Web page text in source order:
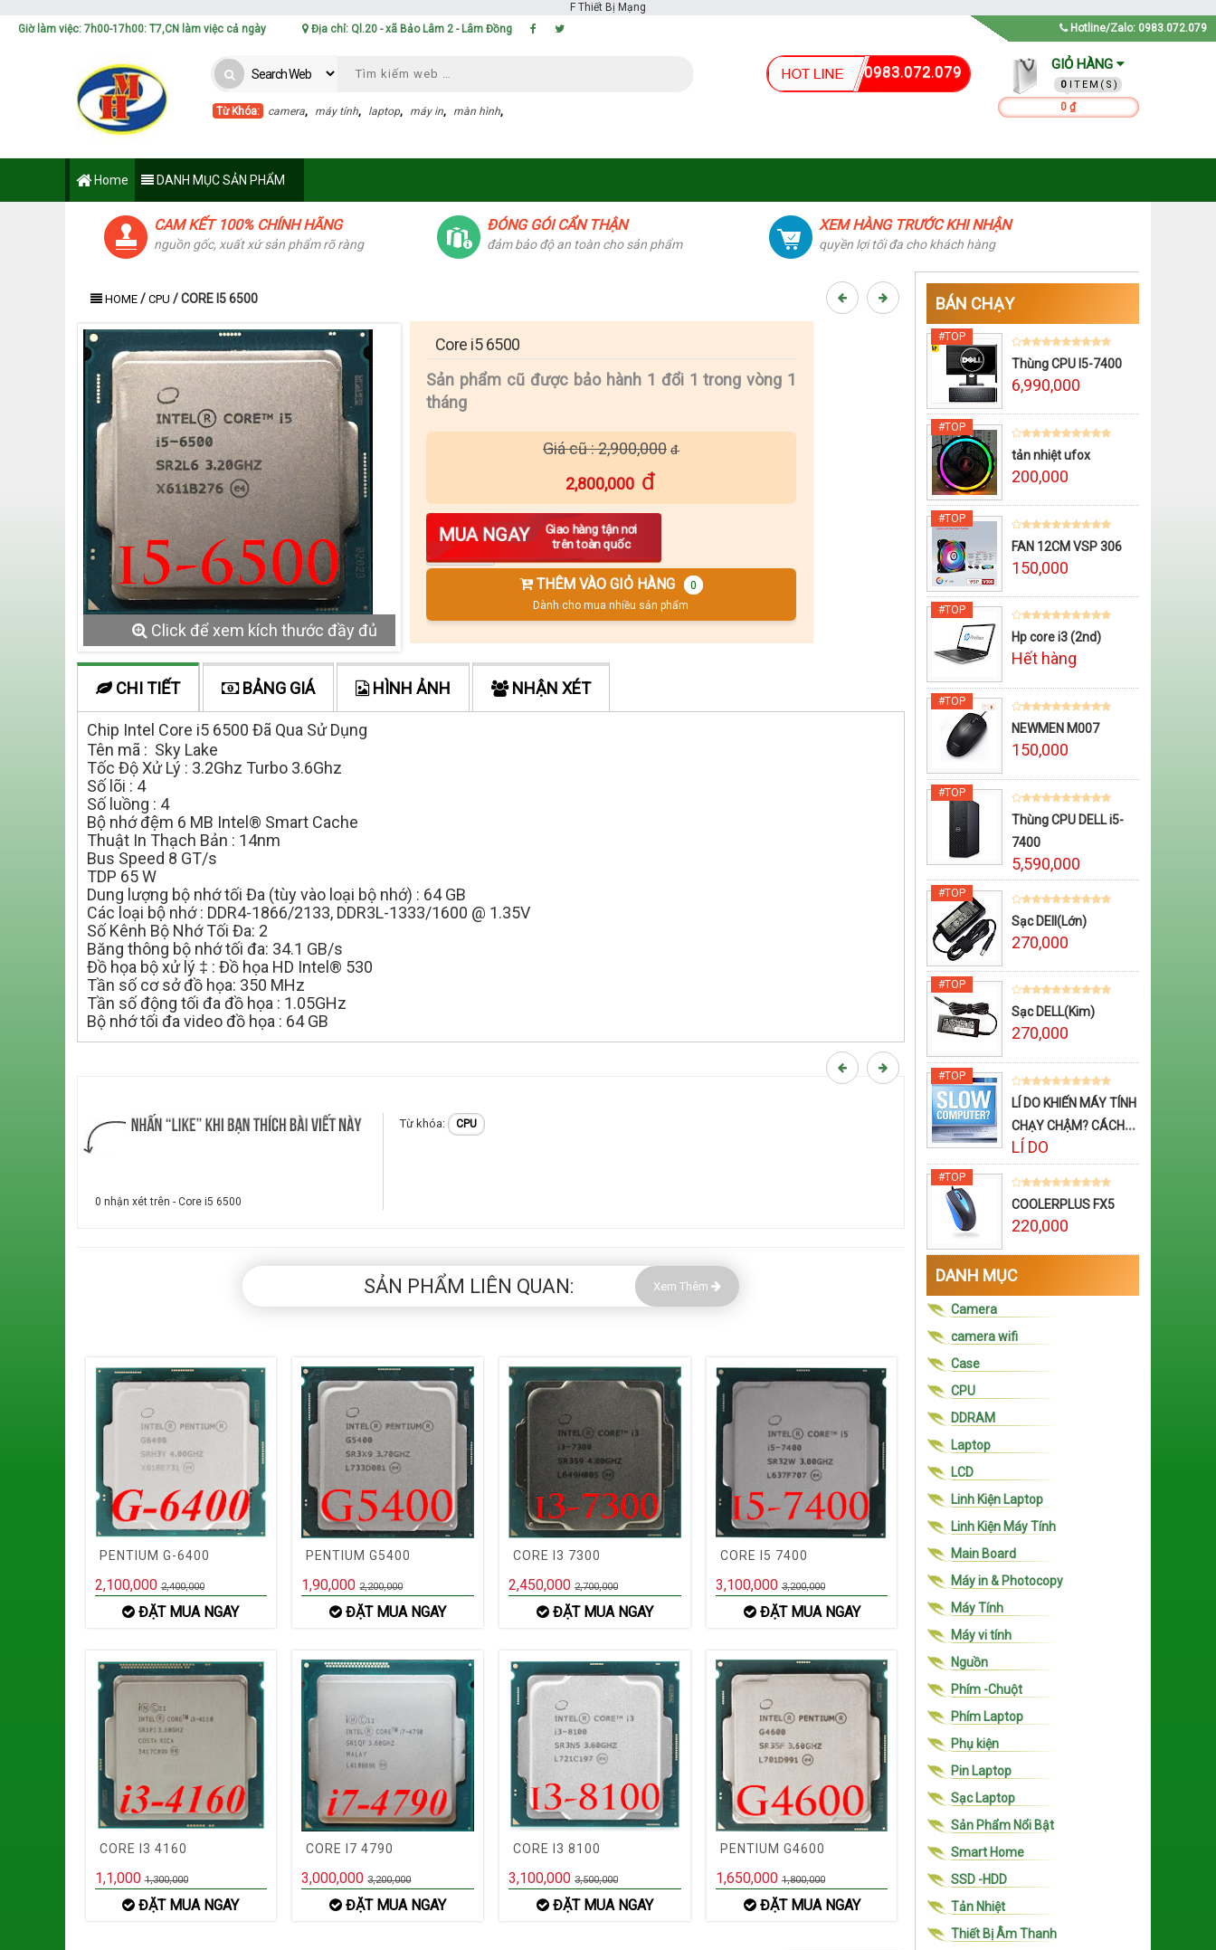
F Thiết Bị Mạng
Giờ làm việc: 7h00-17h00: T7,CN làm việc cả ngày
Địa chỉ: Ql.20 - xã Bảo Lâm 2 - Lâm Đồng Hotline/Zalo: 0983.072.079
Từ Khóa: camera, máy tính, laptop, máy in, màn hình,
GIỎ HÀNG
0
0 ₫
0983.072.079
Home DANH MỤC SẢN PHẨM
CAM KẾT 100% CHÍNH HÃNG
nguồn gốc, xuất xứ sản phẩm rõ ràng
ĐÓNG GÓI CẨN THẬN
đảm bảo độ an toàn cho sản phẩm
XEM HÀNG TRƯỚC KHI NHẬN
quyền lợi tối đa cho khách hàng
HOME /CPU /CORE I5 6500
Click để xem kích thước đầy đủ
Core i5 6500
Sản phẩm cũ được bảo hành 1 đổi 1 trong vòng 1
tháng
Giá cũ : 2,900,000
2,800,000
MUA NGAY
Giao hàng tận nơi
trên toàn quốc
Số lượng
THÊM VÀO GIỎ HÀNG
0
Dành cho mua nhiều sản phẩm
CHI TIẾT BẢNG GIÁ HÌNH ẢNH NHẬN XÉT
Chip Intel Core i5 6500 Đã Qua Sử Dụng
Tên mã : Sky Lake
Tốc Độ Xử Lý : 3.2Ghz Turbo 3.6Ghz
Số lõi : 4
Số luồng : 4
Bộ nhớ đệm 6 MB Intel® Smart Cache
Thuật In Thạch Bản : 14nm
Bus Speed 8 GT/s
TDP 65 W
Dung lượng bộ nhớ tối Đa (tùy vào loại bộ nhớ) : 64 GB
Các loại bộ nhớ : DDR4-1866/2133, DDR3L-1333/1600 @ 1.35V
Số Kênh Bộ Nhớ Tối Đa: 2
Băng thông bộ nhớ tối đa: 34.1 GB/s
Đồ họa bộ xử lý ‡ : Đồ họa HD Intel® 530
Tần số cơ sở đồ họa: 350 MHz
Tần số động tối đa đồ họa : 1.05GHz
Bộ nhớ tối đa video đồ họa : 64 GB
0 nhận xét trên - Core i5 6500
CPU
SẢN PHẨM LIÊN QUAN: Xem Thêm
PENTIUM G-6400
2,100,000 2,400,000
ĐẶT MUA NGAY
PENTIUM G5400
1,90,000 2,200,000
ĐẶT MUA NGAY
CORE I3 7300
2,450,000 2,700,000
ĐẶT MUA NGAY
CORE I5 7400
3,100,000 3,200,000
ĐẶT MUA NGAY
CORE I3 4160
1,1,000 1,300,000
ĐẶT MUA NGAY
CORE I7 4790
3,000,000 3,200,000
ĐẶT MUA NGAY
CORE I3 8100
3,100,000 3,500,000
ĐẶT MUA NGAY
PENTIUM G4600
1,650,000 1,800,000
ĐẶT MUA NGAY
BÁN CHẠY
Thùng CPU I5-7400
6,990,000
tản nhiệt ufox
200,000
FAN 12CM VSP 306
150,000
Hp core i3 (2nd)
Hết hàng
NEWMEN M007
150,000
Thùng CPU DELL i5-
7400
5,590,000
Sạc DEll(Lớn)
270,000
Sạc DELL(Kim)
270,000
LÍ DO KHIẾN MÁY TÍNH
CHẠY CHẬM? CÁCH
TĂNG TỐC CHO MÁY
LÍ DO
COOLERPLUS FX5
220,000
DANH MỤC
Camera
camera wifi
Case
CPU
DDRAM
Laptop
LCD
Linh Kiện Laptop
Linh Kiện Máy Tính
Main Board
Máy in & Photocopy
Máy Tính
Máy vi tính
Nguồn
Phím -Chuột
Phím Laptop
Phụ kiện
Pin Laptop
Sạc Laptop
Sản Phẩm Nổi Bật
Smart Home
SSD -HDD
Tản Nhiệt
Thiết Bị Âm Thanh